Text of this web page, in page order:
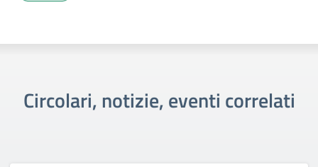
Circolari, notizie, eventi correlati